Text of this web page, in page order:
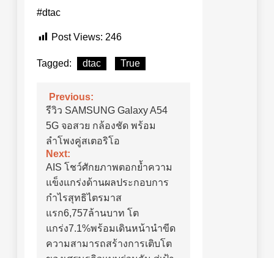
#dtac
Post Views: 246
Tagged: dtac True
แนะแนว
เรื่อง
Previous:
รีวิว SAMSUNG Galaxy A54
5G จอสวย กล้องชัด พร้อม
ลำโพงคู่สเตอริโอ
Next:
AIS โชว์ศักยภาพตอกย้ำความ
แข็งแกร่งด้านผลประกอบการ
กำไรสุทธิไตรมาส
แรก6,757ล้านบาท โต
แกร่ง7.1%พร้อมเดินหน้านำขีด
ความสามารถสร้างการเติบโต